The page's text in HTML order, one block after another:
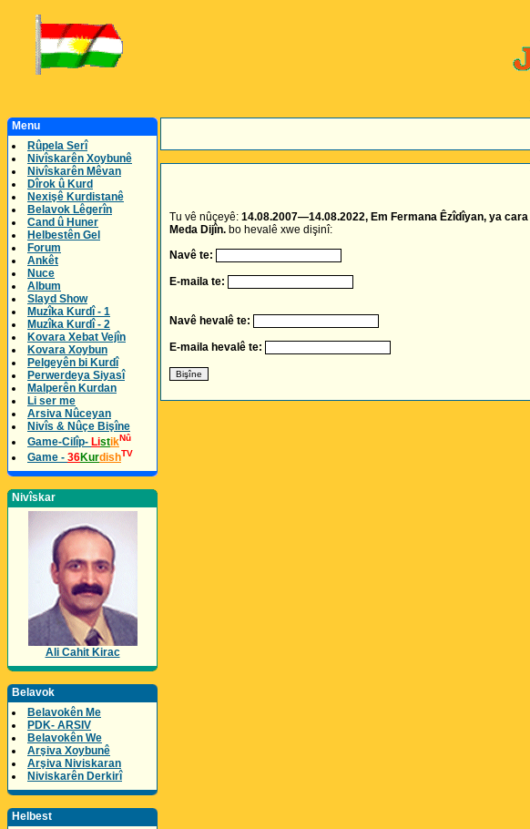
Menu
Rûpela Serî
Nivîskarên Xoybunê
Nivîskarên Mêvan
Dîrok û Kurd
Nexişê Kurdistanê
Belavok Lêgerîn
Cand û Huner
Helbestên Gel
Forum
Ankêt
Nuce
Album
Slayd Show
Muzîka Kurdî - 1
Muzîka Kurdî - 2
Kovara Xebat Vejîn
Kovara Xoybun
Pelgeyên bi Kurdî
Perwerdeya Siyasî
Malperên Kurdan
Li ser me
Arsiva Nûceyan
Nivîs & Nûçe Bişîne
Game-Cilîp- ListikNû
Game - 36KurdishTV
Nivîskar
Ali Cahit Kirac
Belavok
Belavokên Me
PDK- ARSIV
Belavokên We
Arşiva Xoybunê
Arşiva Niviskaran
Niviskarên Derkirî
Helbest
Tu vê nûçeyê: 14.08.2007—14.08.2022, Em Fermana Êzîdîyan, ya
Meda Dijîn. bo hevalê xwe dişinî:
Navê te:
E-maila te:
Navê hevalê te:
E-maila hevalê te: